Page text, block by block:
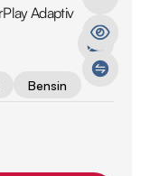
Adaptiv
Bensin